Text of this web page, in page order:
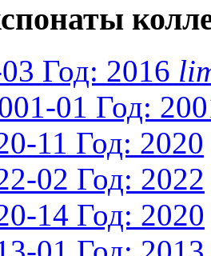
Год: 2016
01 Год:
11 Год: 2020
02 Год: 2022
14 Год: 2020